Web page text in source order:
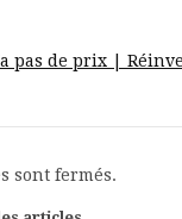
pas de prix |
sont fermés.